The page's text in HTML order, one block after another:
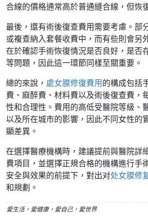
合線的價格通常高於普通縫合線，但恢
最後，還有術後復查費用需要考慮。部
或複查納入套餐收費中，而有些則會另
在於確認手術恢復情況是否良好，是否
等問題，因此這一環節同樣至關重要。
總的來說， 處女膜修復費用的構成包括
費、麻醉費、材料費以及術後復查費，
性和合理性。費用的高低受醫院等級、
以及所在城市的影響，因此不同女性的
顯差異。
在選擇醫療機構時，建議提前與醫院詳
費項目，並選擇正規合格的機構進行手
安全與效果的前提下，對出对处女膜修
和規劃。
愛生活，愛健康，愛自己，愛世界